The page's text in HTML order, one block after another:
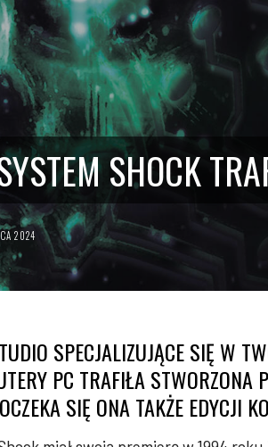
SHOCK
2024
SPECJALIZUJĄCE SIĘ W
PC TRAFIŁA STWORZONA
SIĘ ONA TAKŻE EDYCJI